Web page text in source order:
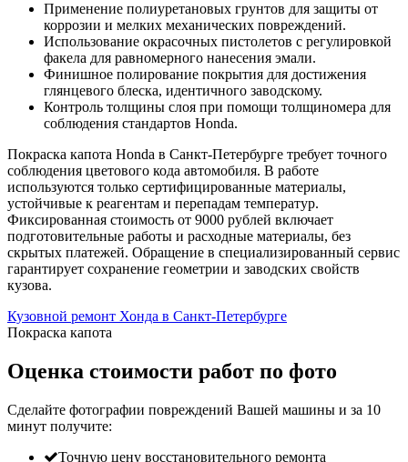
Применение полиуретановых грунтов для защиты от
коррозии и мелких механических повреждений.
Использование окрасочных пистолетов с регулировкой
факела для равномерного нанесения эмали.
Финишное полирование покрытия для достижения
глянцевого блеска, идентичного заводскому.
Контроль толщины слоя при помощи толщиномера для
соблюдения стандартов Honda.
Покраска капота Honda в Санкт-Петербурге требует точного
соблюдения цветового кода автомобиля. В работе
используются только сертифицированные материалы,
устойчивые к реагентам и перепадам температур.
Фиксированная стоимость от 9000 рублей включает
подготовительные работы и расходные материалы, без
скрытых платежей. Обращение в специализированный сервис
гарантирует сохранение геометрии и заводских свойств
кузова.
Кузовной ремонт Хонда в Санкт-Петербурге
Покраска капота
Оценка стоимости работ по фото
Сделайте фотографии повреждений Вашей машины и за 10
минут получите:
Точную цену восстановительного ремонта